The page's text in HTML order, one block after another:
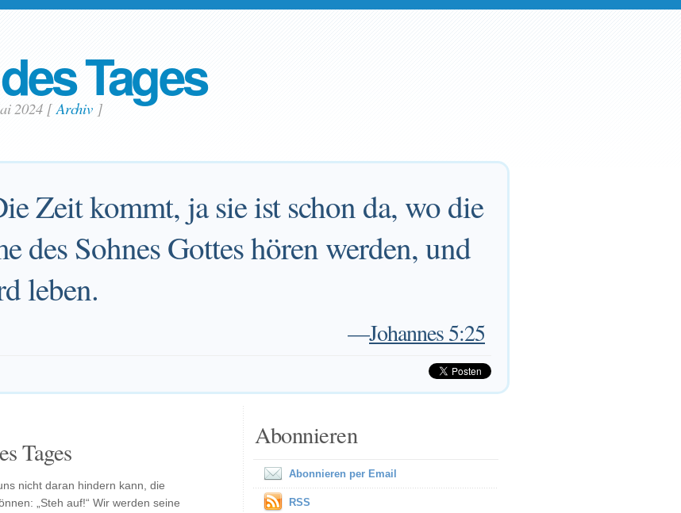
Tages
2024 [Archiv ]
Zeit kommt, ja sie ist schon da, wo die
des Sohnes Gottes hören werden, und
leben.
—Johannes 5:25
Tages
nicht daran hindern kann, die
„Steh auf!“ Wir werden seine
Abonnieren
Abonnieren per Email
RSS